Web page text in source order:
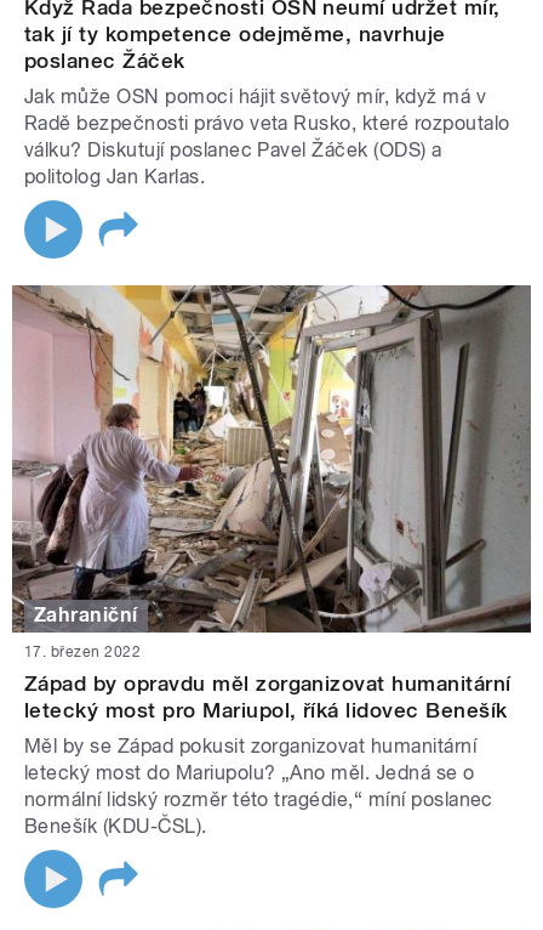
Když Rada bezpečnosti OSN neumí udržet mír,
tak jí ty kompetence odejměme, navrhuje
poslanec Žáček
Jak může OSN pomoci hájit světový mír, když má v
Radě bezpečnosti právo veta Rusko, které rozpoutalo
válku? Diskutují poslanec Pavel Žáček (ODS) a
politolog Jan Karlas.
Zahraniční
17. březen 2022
Západ by opravdu měl zorganizovat humanitární
letecký most pro Mariupol, říká lidovec Benešík
Měl by se Západ pokusit zorganizovat humanitární
letecký most do Mariupolu? „Ano měl. Jedná se o
normální lidský rozměr této tragédie,“ míní poslanec
Benešík (KDU-ČSL).